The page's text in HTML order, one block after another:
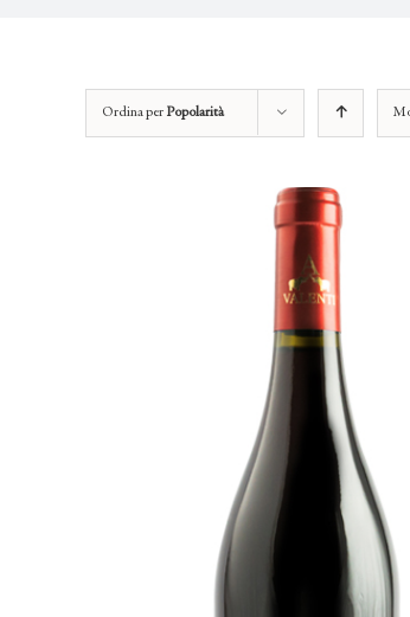
Ordina per Popolarità